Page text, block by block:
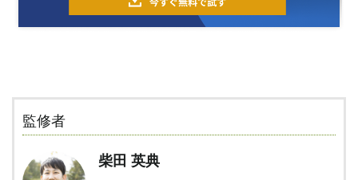
監修者
柴田 英典